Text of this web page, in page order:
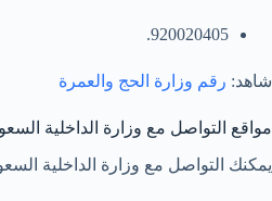
920020405.
شاهد: رقم وزارة الحج والعمرة
مواقع التواصل مع وزارة الداخلية
يمكنك التواصل مع وزارة الداخلية